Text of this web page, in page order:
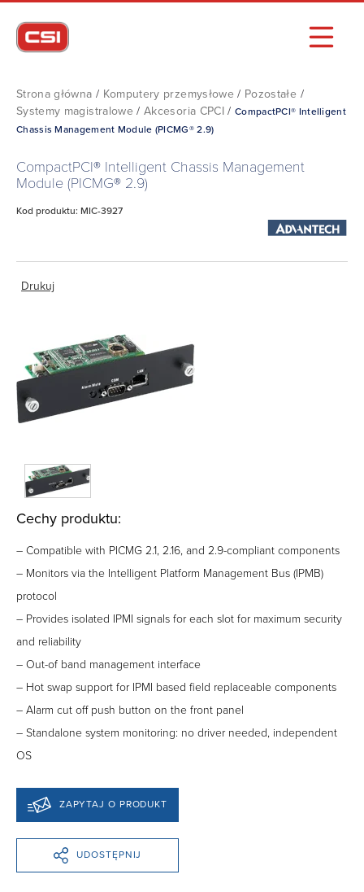
Strona główna / Komputery przemysłowe / Pozostałe /
Systemy magistralowe /Akcesoria CPCI/CompactPCI® Intelligent
Chassis Management Module (PICMG® 2.9)
CompactPCI® Intelligent Chassis Management
Module (PICMG® 2.9)
Kod produktu: MIC-3927
Drukuj
Cechy produktu:
– Compatible with PICMG 2.1, 2.16, and 2.9-compliant components
– Monitors via the Intelligent Platform Management Bus (IPMB)
protocol
– Provides isolated IPMI signals for each slot for maximum security
and reliability
– Out-of band management interface
– Hot swap support for IPMI based field replaceable components
– Alarm cut off push button on the front panel
– Standalone system monitoring: no driver needed, independent
OS
ZAPYTAJ O PRODUKT
UDOSTĘPNIJ